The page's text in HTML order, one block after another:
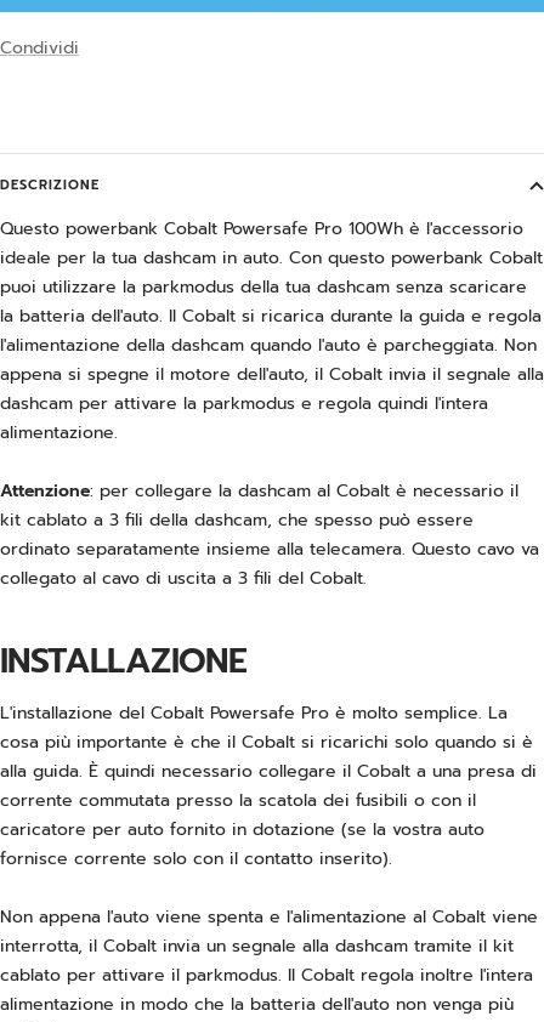
Condividi
DESCRIZIONE
Questo powerbank Cobalt Powersafe Pro 100Wh è l'accessorio
ideale per la tua dashcam in auto. Con questo powerbank Cobalt
puoi utilizzare la parkmodus della tua dashcam senza scaricare
la batteria dell'auto. Il Cobalt si ricarica durante la guida e regola
l'alimentazione della dashcam quando l'auto è parcheggiata. Non
appena si spegne il motore dell'auto, il Cobalt invia il segnale alla
dashcam per attivare la parkmodus e regola quindi l'intera
alimentazione.
Attenzione: per collegare la dashcam al Cobalt è necessario il
kit cablato a 3 fili della dashcam, che spesso può essere
ordinato separatamente insieme alla telecamera. Questo cavo va
collegato al cavo di uscita a 3 fili del Cobalt.
INSTALLAZIONE
L'installazione del Cobalt Powersafe Pro è molto semplice. La
cosa più importante è che il Cobalt si ricarichi solo quando si è
alla guida. È quindi necessario collegare il Cobalt a una presa di
corrente commutata presso la scatola dei fusibili o con il
caricatore per auto fornito in dotazione (se la vostra auto
fornisce corrente solo con il contatto inserito).
Non appena l'auto viene spenta e l'alimentazione al Cobalt viene
interrotta, il Cobalt invia un segnale alla dashcam tramite il kit
cablato per attivare il parkmodus. Il Cobalt regola inoltre l'intera
alimentazione in modo che la batteria dell'auto non venga più